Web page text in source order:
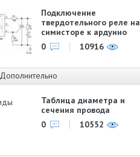
Подключение
твердотельного реле на
симисторе к ардуино
0
10916
Дополнительно
Таблица диаметра и
сечения провода
0
10552